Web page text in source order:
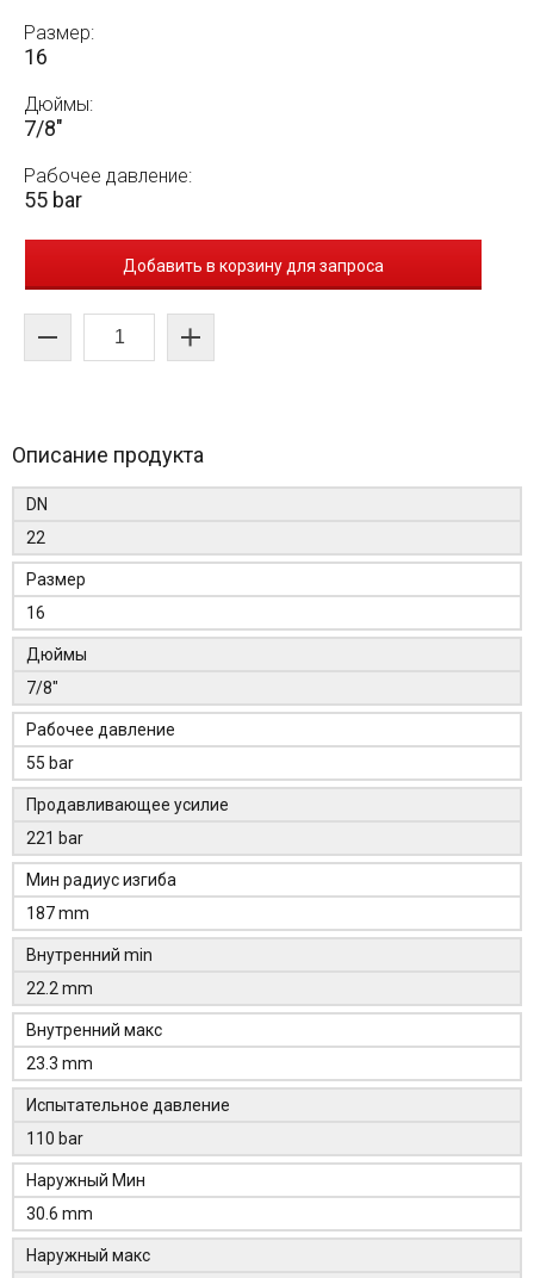
Размер:
16
Дюймы:
7/8"
Рабочее давление:
55 bar
Добавить в корзину для запроса
Описание продукта
DN
22
Размер
16
Дюймы
7/8"
Рабочее давление
55 bar
Продавливающее усилие
221 bar
Мин радиус изгиба
187 mm
Внутренний min
22.2 mm
Внутренний макс
23.3 mm
Испытательное давление
110 bar
Наружный Мин
30.6 mm
Наружный макс